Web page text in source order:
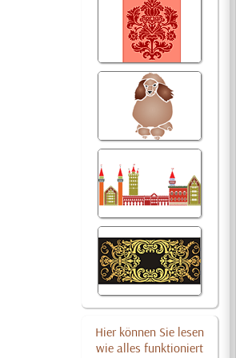
Hier können Sie lesen
wie alles funktioniert